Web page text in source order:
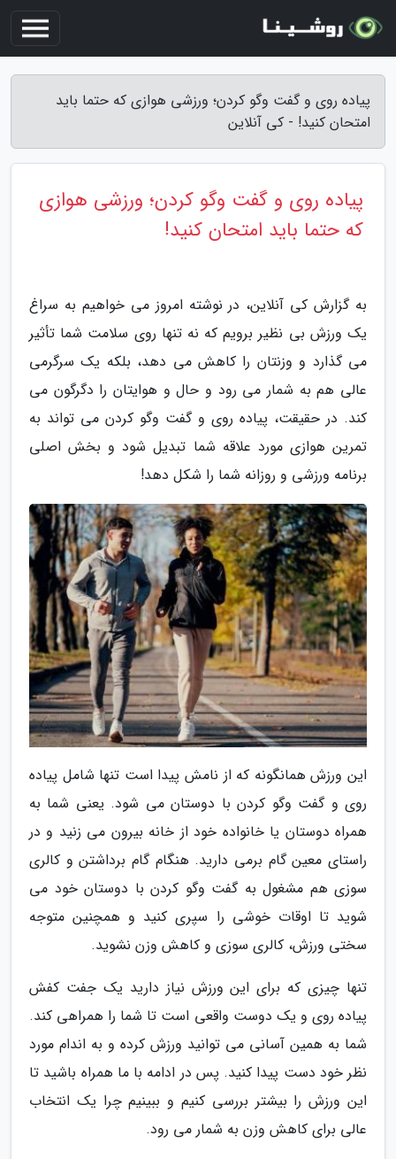
پیاده روی و گفت وگو کردن؛ ورزشی هوازی که حتما باید
امتحان کنید! - کی آنلاین
پیاده روی و گفت وگو کردن؛ ورزشی هوازی
که حتما باید امتحان کنید!
به گزارش کی آنلاین، در نوشته امروز می خواهیم به سراغ
یک ورزش بی نظیر برویم که نه تنها روی سلامت شما تأثیر
می گذارد و وزنتان را کاهش می دهد، بلکه یک سرگرمی
عالی هم به شمار می رود و حال و هوایتان را دگرگون می
کند. در حقیقت، پیاده روی و گفت وگو کردن می تواند به
تمرین هوازی مورد علاقه شما تبدیل شود و بخش اصلی
برنامه ورزشی و روزانه شما را شکل دهد!
این ورزش همانگونه که از نامش پیدا است تنها شامل پیاده
روی و گفت وگو کردن با دوستان می شود. یعنی شما به
همراه دوستان یا خانواده خود از خانه بیرون می زنید و در
راستای معین گام برمی دارید. هنگام گام برداشتن و کالری
سوزی هم مشغول به گفت وگو کردن با دوستان خود می
شوید تا اوقات خوشی را سپری کنید و همچنین متوجه
سختی ورزش، کالری سوزی و کاهش وزن نشوید.
تنها چیزی که برای این ورزش نیاز دارید یک جفت کفش
پیاده روی و یک دوست واقعی است تا شما را همراهی کند.
شما به همین آسانی می توانید ورزش کرده و به اندام مورد
نظر خود دست پیدا کنید. پس در ادامه با ما همراه باشید تا
این ورزش را بیشتر بررسی کنیم و ببینیم چرا یک انتخاب
عالی برای کاهش وزن به شمار می رود.